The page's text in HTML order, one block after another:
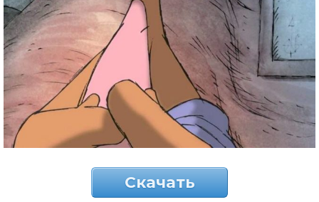
Скачать